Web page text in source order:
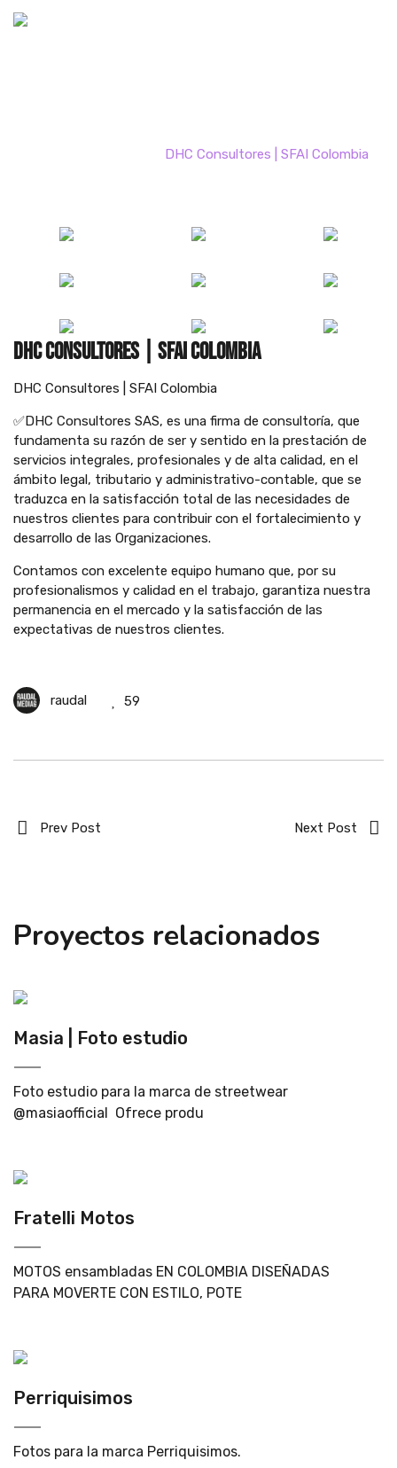
DHC Consultores | SFAI Colombia
DHC Consultores | SFAI Colombia
DHC Consultores | SFAI Colombia
✅DHC Consultores SAS, es una firma de consultoría, que
fundamenta su razón de ser y sentido en la prestación de
servicios integrales, profesionales y de alta calidad, en el
ámbito legal, tributario y administrativo-contable, que se
traduzca en la satisfacción total de las necesidades de
nuestros clientes para contribuir con el fortalecimiento y
desarrollo de las Organizaciones.
Contamos con excelente equipo humano que, por su
profesionalismos y calidad en el trabajo, garantiza nuestra
permanencia en el mercado y la satisfacción de las
expectativas de nuestros clientes.
raudal 59
Prev Post Next Post
Proyectos relacionados
Masia | Foto estudio
Foto estudio para la marca de streetwear
@masiaofficial Ofrece produ
Fratelli Motos
MOTOS ensambladas EN COLOMBIA DISEÑADAS
PARA MOVERTE CON ESTILO, POTE
Perriquisimos
Fotos para la marca Perriquisimos.